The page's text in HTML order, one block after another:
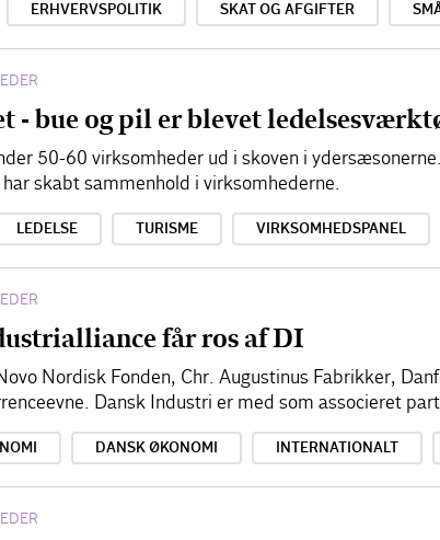
ERHVERVSPOLITIK SKAT OG AFGIFTER
- bue og pil er blevet
50-60 virksomheder ud i skoven i
skabt sammenhold i virksomhederne.
LEDELSE TURISME VIRKSOMHEDSPANEL
får ros af DI
Nordisk Fonden, Chr. Augustinus Fabrikker,
Dansk Industri er med som associeret
DANSK ØKONOMI INTERNATIONALT